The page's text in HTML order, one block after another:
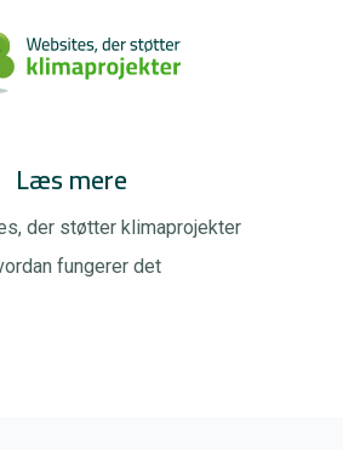
Læs mere
der støtter klimaprojekter
fungerer det